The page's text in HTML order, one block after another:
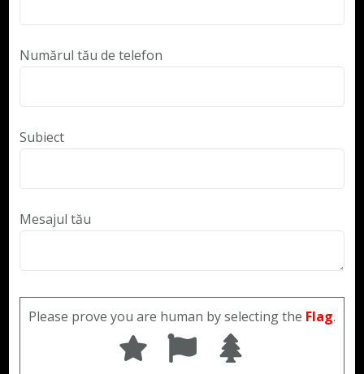
Numărul tău de telefon
Subiect
Mesajul tău
Please prove you are human by selecting the Flag.